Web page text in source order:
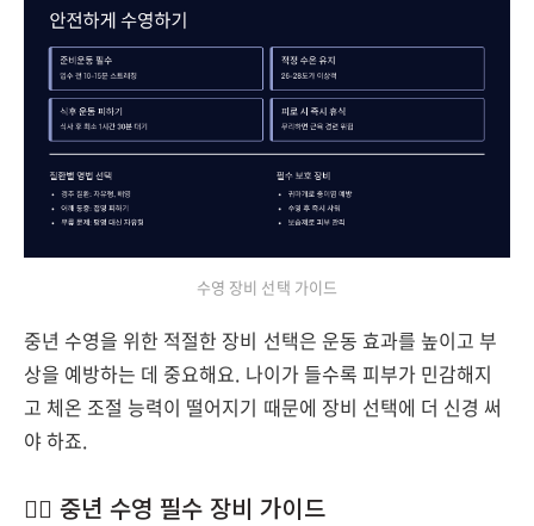
수영 장비 선택 가이드
중년 수영을 위한 적절한 장비 선택은 운동 효과를 높이고 부
상을 예방하는 데 중요해요. 나이가 들수록 피부가 민감해지
고 체온 조절 능력이 떨어지기 때문에 장비 선택에 더 신경 써
야 하죠.
🏊‍♂️ 중년 수영 필수 장비 가이드